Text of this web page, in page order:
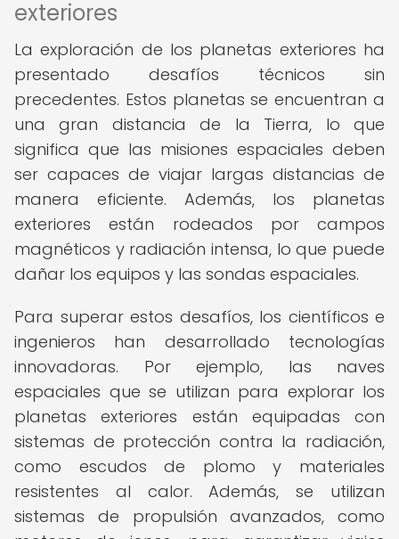
exteriores
La exploración de los planetas exteriores ha
presentado desafíos técnicos sin
precedentes. Estos planetas se encuentran a
una gran distancia de la Tierra, lo que
significa que las misiones espaciales deben
ser capaces de viajar largas distancias de
manera eficiente. Además, los planetas
exteriores están rodeados por campos
magnéticos y radiación intensa, lo que puede
dañar los equipos y las sondas espaciales.
Para superar estos desafíos, los científicos e
ingenieros han desarrollado tecnologías
innovadoras. Por ejemplo, las naves
espaciales que se utilizan para explorar los
planetas exteriores están equipadas con
sistemas de protección contra la radiación,
como escudos de plomo y materiales
resistentes al calor. Además, se utilizan
sistemas de propulsión avanzados, como